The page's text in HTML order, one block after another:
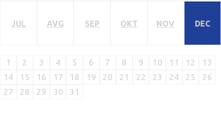
JUL AVG SEP OKT NOV DEC
1 2 3 4 5 6 7 8 9 10 11 12
13
14
15 16 17 18 19 20 21 22 23 24 25
26
27
28 29 30 31